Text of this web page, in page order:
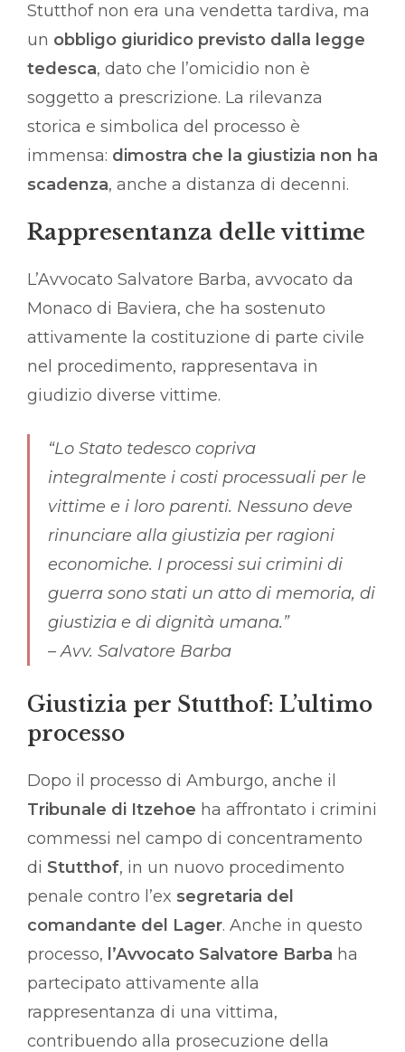
Stutthof non era una vendetta tardiva, ma
un obbligo giuridico previsto dalla legge
tedesca, dato che l’omicidio non è
soggetto a prescrizione. La rilevanza
storica e simbolica del processo è
immensa: dimostra che la giustizia non ha
scadenza, anche a distanza di decenni.
Rappresentanza delle vittime
L’Avvocato Salvatore Barba, avvocato da
Monaco di Baviera, che ha sostenuto
attivamente la costituzione di parte civile
nel procedimento, rappresentava in
giudizio diverse vittime.
“Lo Stato tedesco copriva
integralmente i costi processuali per le
vittime e i loro parenti. Nessuno deve
rinunciare alla giustizia per ragioni
economiche. I processi sui crimini di
guerra sono stati un atto di memoria, di
giustizia e di dignità umana.”
–Avv. Salvatore Barba
Giustizia per Stutthof: L’ultimo
processo
Dopo il processo di Amburgo, anche il
Tribunale di Itzehoe ha affrontato i crimini
commessi nel campo di concentramento
di Stutthof, in un nuovo procedimento
penale contro l’ex segretaria del
comandante del Lager. Anche in questo
processo, l’Avvocato Salvatore Barba ha
partecipato attivamente alla
rappresentanza di una vittima,
contribuendo alla prosecuzione della